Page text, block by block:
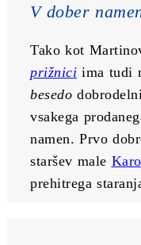
V dober
Tako kot
prižnici ima tudi
besedo
vsakega
namen. Prvo
staršev male
prehitrega